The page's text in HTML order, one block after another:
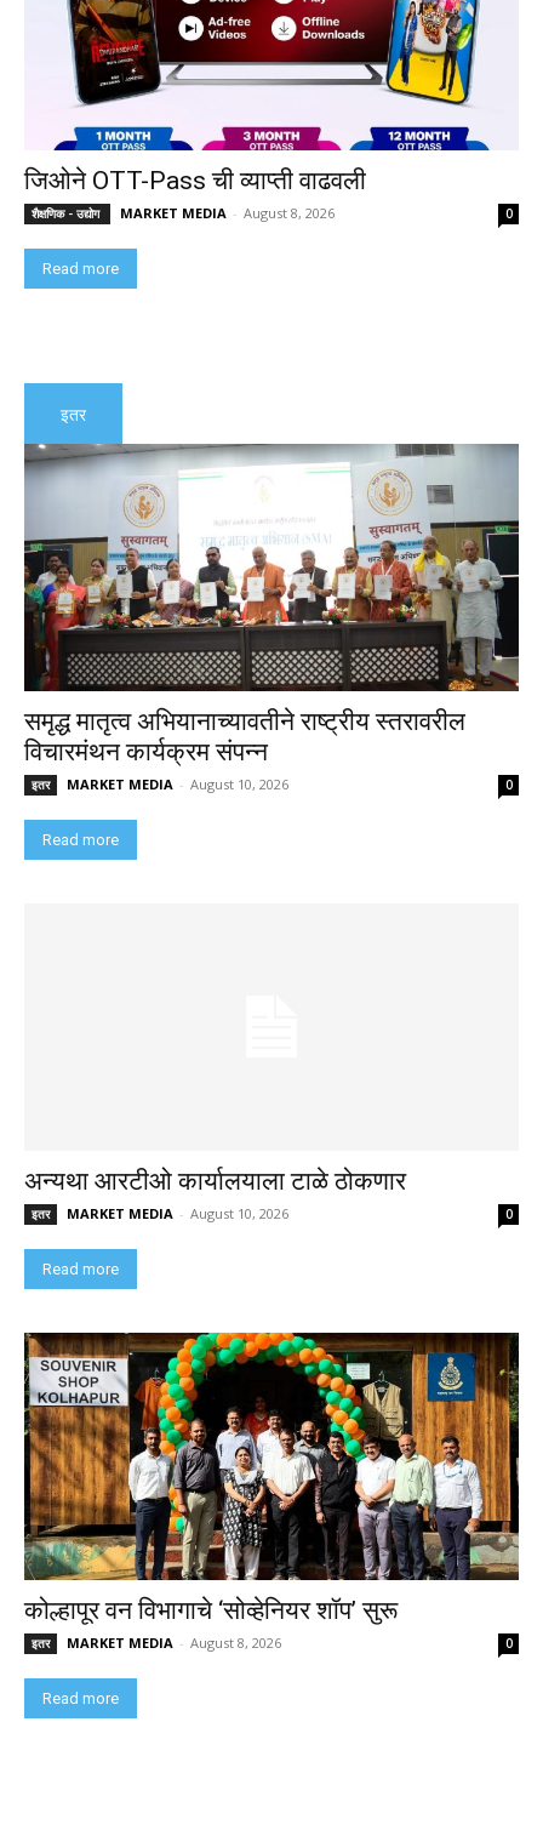
जिओने OTT-Pass ची व्याप्ती वाढवली
शैक्षणिक - उद्योग MARKET MEDIA - August 8, 2026 0
Read more
इतर
समृद्ध मातृत्व अभियानाच्यावतीने राष्ट्रीय स्तरावरील
विचारमंथन कार्यक्रम संपन्न
इतर MARKET MEDIA - August 10, 2026 0
Read more
अन्यथा आरटीओ कार्यालयाला टाळे ठोकणार
इतर MARKET MEDIA - August 10, 2026 0
Read more
कोल्हापूर वन विभागाचे ‘सोव्हेनियर शॉप’ सुरू
इतर MARKET MEDIA - August 8, 2026 0
Read more